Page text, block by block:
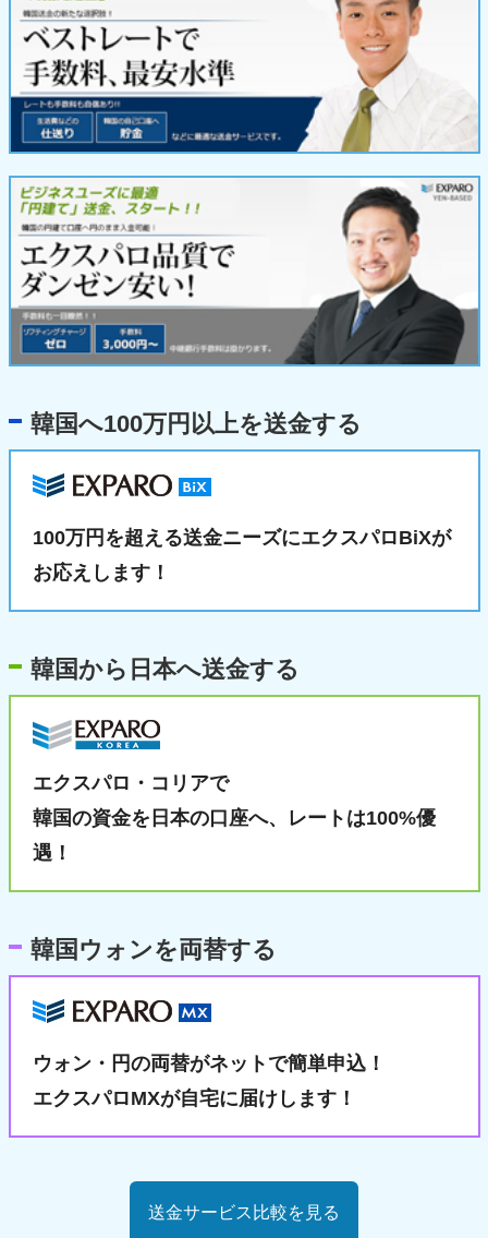
韓国へ100万円以上を送金する
100万円を超える送金ニーズにエクスパロBiXが
お応えします！
韓国から日本へ送金する
エクスパロ・コリアで
韓国の資金を日本の口座へ、
レートは100%優
遇！
韓国ウォンを両替する
ウォン・円の両替がネットで簡単申込！
エクスパロMXが自宅に届けします！
送金サービス比較を見る